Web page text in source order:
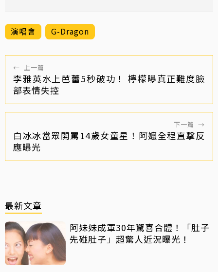
演唱會 G-Dragon
← 上一篇
李雅英水上芭蕾5秒破功！ 檸檬曝真正難度臉
部表情失控
下一篇 →
白冰冰當眾開罵14歲女童星！阿嬤全程直擊反
應曝光
最新文章
阿妹妹成軍30年驚喜合體！「肚子
先碰肚子」超驚人近況曝光！